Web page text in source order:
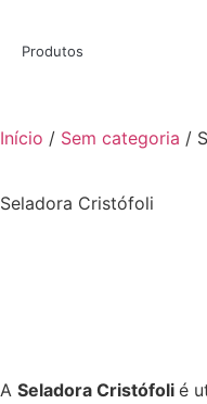
Produtos
Início / Sem categoria /
Seladora Cristófoli
A Seladora Cristófoli é